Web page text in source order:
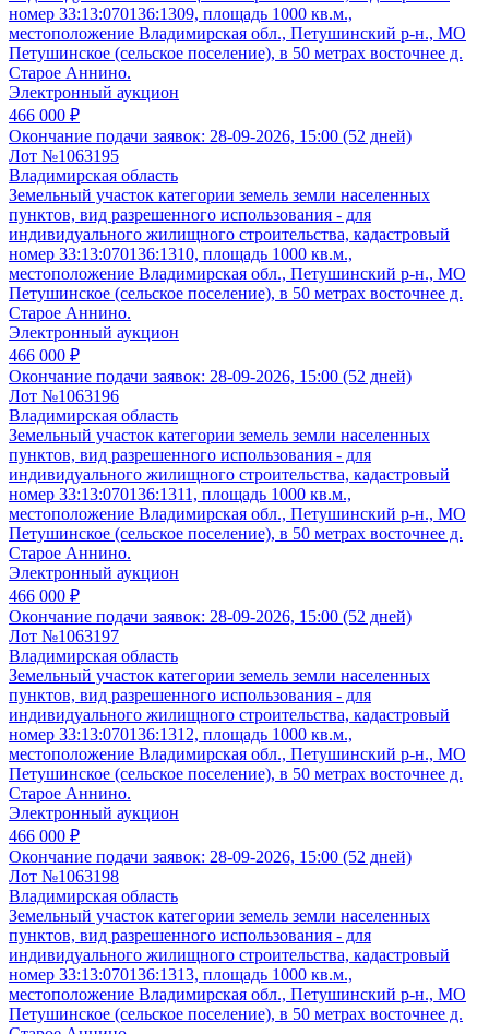
номер 33:13:070136:1309, площадь 1000 кв.м.,
местоположение Владимирская обл., Петушинский р-н., МО
Петушинское (сельское поселение), в 50 метрах восточнее д.
Старое Аннино.
Электронный аукцион
466 000 ₽
Окончание подачи заявок: 28-09-2026, 15:00 (52 дней)
Лот №1063195
Владимирская область
Земельный участок категории земель земли населенных
пунктов, вид разрешенного использования - для
индивидуального жилищного строительства, кадастровый
номер 33:13:070136:1310, площадь 1000 кв.м.,
местоположение Владимирская обл., Петушинский р-н., МО
Петушинское (сельское поселение), в 50 метрах восточнее д.
Старое Аннино.
Электронный аукцион
466 000 ₽
Окончание подачи заявок: 28-09-2026, 15:00 (52 дней)
Лот №1063196
Владимирская область
Земельный участок категории земель земли населенных
пунктов, вид разрешенного использования - для
индивидуального жилищного строительства, кадастровый
номер 33:13:070136:1311, площадь 1000 кв.м.,
местоположение Владимирская обл., Петушинский р-н., МО
Петушинское (сельское поселение), в 50 метрах восточнее д.
Старое Аннино.
Электронный аукцион
466 000 ₽
Окончание подачи заявок: 28-09-2026, 15:00 (52 дней)
Лот №1063197
Владимирская область
Земельный участок категории земель земли населенных
пунктов, вид разрешенного использования - для
индивидуального жилищного строительства, кадастровый
номер 33:13:070136:1312, площадь 1000 кв.м.,
местоположение Владимирская обл., Петушинский р-н., МО
Петушинское (сельское поселение), в 50 метрах восточнее д.
Старое Аннино.
Электронный аукцион
466 000 ₽
Окончание подачи заявок: 28-09-2026, 15:00 (52 дней)
Лот №1063198
Владимирская область
Земельный участок категории земель земли населенных
пунктов, вид разрешенного использования - для
индивидуального жилищного строительства, кадастровый
номер 33:13:070136:1313, площадь 1000 кв.м.,
местоположение Владимирская обл., Петушинский р-н., МО
Петушинское (сельское поселение), в 50 метрах восточнее д.